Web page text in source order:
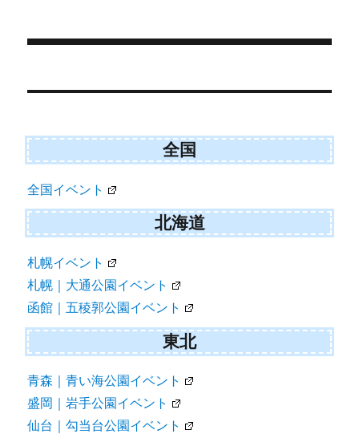
)
稿
ビ
ゲ
ー
シ
ョ
ン
全国
全国イベント
北海道
札幌イベント
札幌｜大通公園イベント
函館｜五稜郭公園イベント
東北
青森｜青い海公園イベント
盛岡｜岩手公園イベント
仙台｜勾当台公園イベント